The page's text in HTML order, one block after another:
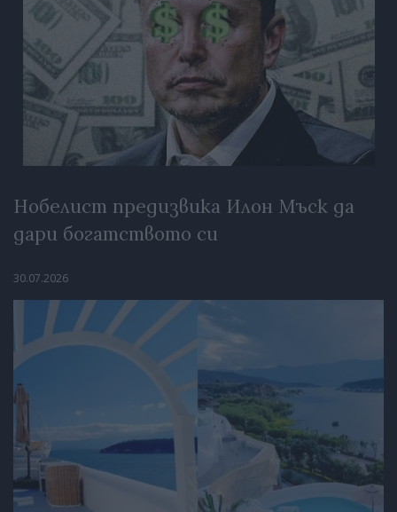
Нобелист предизвика Илон Мъск да
дари богатството си
30.07.2026